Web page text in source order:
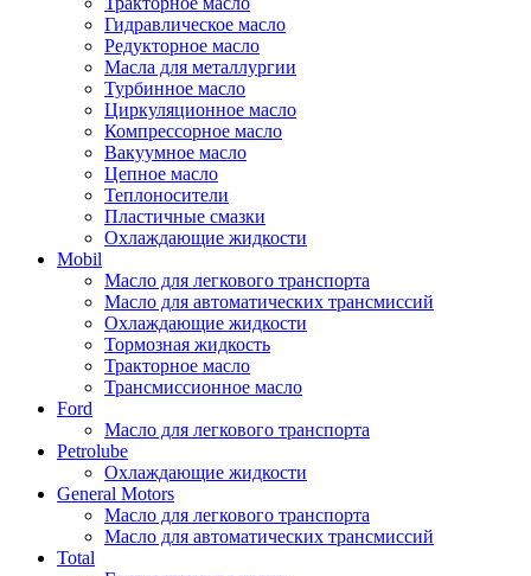
Гидравлическое масло
Редукторное масло
Масла для металлургии
Турбинное масло
Циркуляционное масло
Компрессорное масло
Вакуумное масло
Цепное масло
Теплоносители
Пластичные смазки
Охлаждающие жидкости
Mobil
Масло для легкового транспорта
Масло для автоматических трансмиссий
Охлаждающие жидкости
Тормозная жидкость
Тракторное масло
Трансмиссионное масло
Ford
Масло для легкового транспорта
Petrolube
Охлаждающие жидкости
General Motors
Масло для легкового транспорта
Масло для автоматических трансмиссий
Total